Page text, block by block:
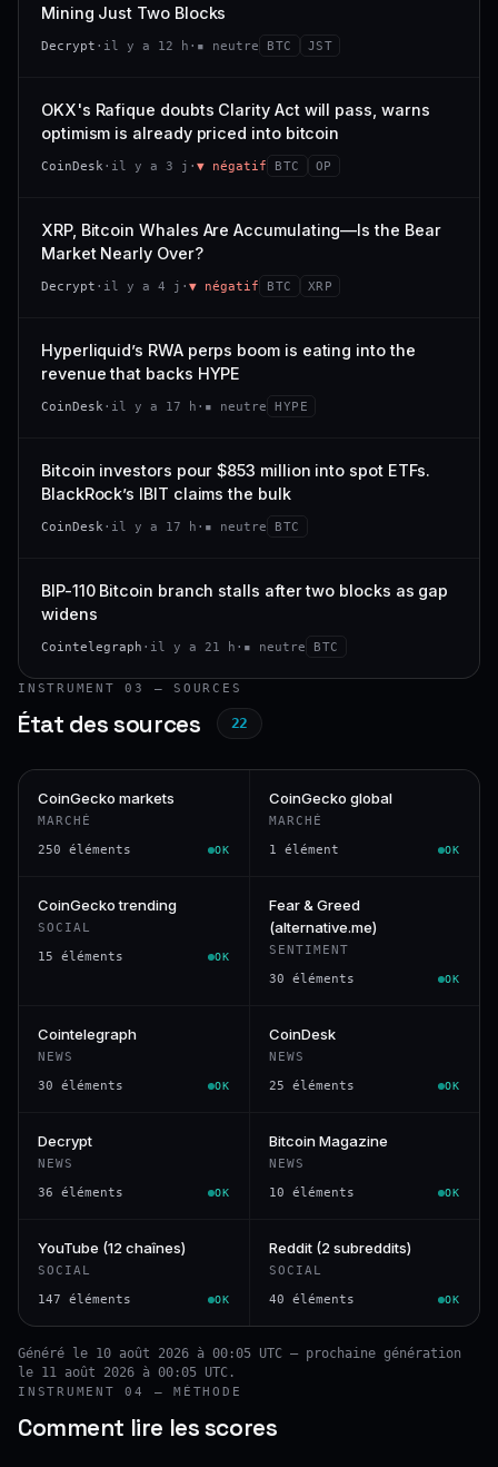
CONFIANCE
VAR. 7 J
−3,0 %
CONFIANCE
; prix collé au bas de son range 7 j (0 % de l'amplitude),
momentum 24 h dégradé (−2,7 %).
21,1 Md$ 3,8 M$
0,0 % −3,2 %
−5,6 % #9
CONFIANCE
Mining Just Two Blocks
Decrypt · il y a 12 h · ▪ neutre BTC JST
OKX's Rafique doubts Clarity Act will pass, warns
optimism is already priced into bitcoin
CoinDesk · il y a 3 j · ▼ négatif BTC OP
XRP, Bitcoin Whales Are Accumulating—Is the Bear
Market Nearly Over?
Decrypt · il y a 4 j · ▼ négatif BTC XRP
Hyperliquid’s RWA perps boom is eating into the
revenue that backs HYPE
CoinDesk · il y a 17 h · ▪ neutre HYPE
Bitcoin investors pour $853 million into spot ETFs.
BlackRock’s IBIT claims the bulk
CoinDesk · il y a 17 h · ▪ neutre BTC
BIP-110 Bitcoin branch stalls after two blocks as gap
widens
Cointelegraph · il y a 21 h · ▪ neutre BTC
INSTRUMENT 03 — SOURCES
État des sources 22
CoinGecko markets
MARCHÉ
250 éléments OK
CoinGecko global
MARCHÉ
1 élément OK
CoinGecko trending
SOCIAL
15 éléments OK
Fear & Greed
(alternative.me)
SENTIMENT
30 éléments OK
Cointelegraph
NEWS
30 éléments OK
CoinDesk
NEWS
25 éléments OK
Decrypt
NEWS
36 éléments OK
Bitcoin Magazine
NEWS
10 éléments OK
YouTube (12 chaînes)
SOCIAL
147 éléments OK
Reddit (2 subreddits)
SOCIAL
40 éléments OK
Généré le 10 août 2026 à 00:05 UTC — prochaine génération
le 11 août 2026 à 00:05 UTC.
INSTRUMENT 04 — MÉTHODE
Comment lire les scores